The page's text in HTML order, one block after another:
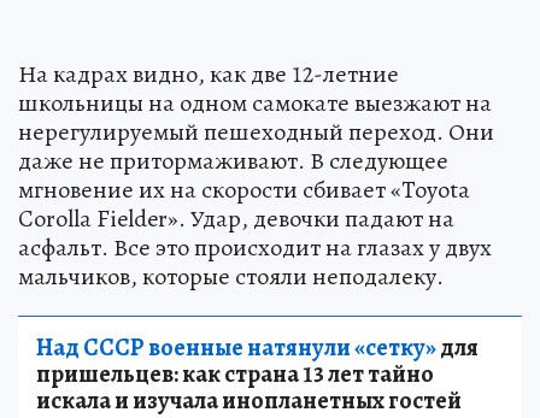
На кадрах видно, как две 12-летние
школьницы на одном самокате выезжают на
нерегулируемый пешеходный переход. Они
даже не притормаживают. В следующее
мгновение их на скорости сбивает «Toyota
Corolla Fielder». Удар, девочки падают на
асфальт. Все это происходит на глазах у двух
мальчиков, которые стояли неподалеку.
Над СССР военные натянули «сетку»для
пришельцев: как страна 13 лет тайно
искала и изучала инопланетных гостей